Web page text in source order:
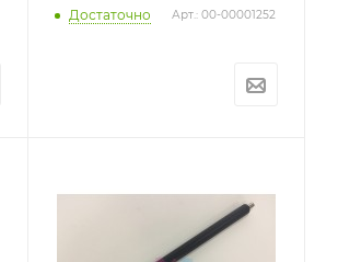
Достаточно
Арт.: 00-00001252